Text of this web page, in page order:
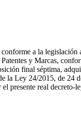
a la
y Marcas,
final séptima,
la Ley 24/2015, de 24
presente real decreto-